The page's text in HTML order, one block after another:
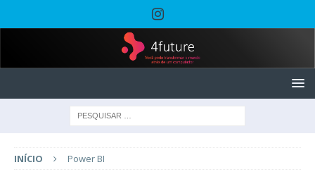
INÍCIO Power BI